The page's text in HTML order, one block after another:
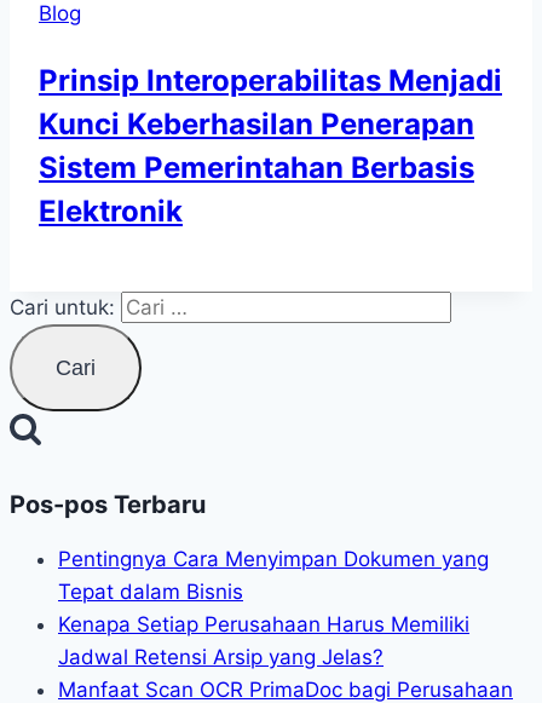
Blog
Prinsip Interoperabilitas Menjadi
Kunci Keberhasilan Penerapan
Sistem Pemerintahan Berbasis
Elektronik
Cari untuk:
Pos-pos Terbaru
Pentingnya Cara Menyimpan Dokumen yang
Tepat dalam Bisnis
Kenapa Setiap Perusahaan Harus Memiliki
Jadwal Retensi Arsip yang Jelas?
Manfaat Scan OCR PrimaDoc bagi Perusahaan